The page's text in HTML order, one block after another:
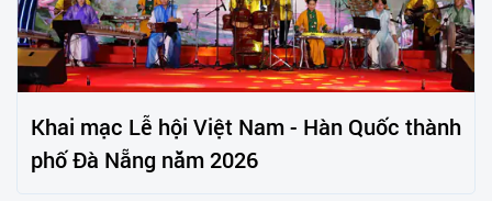
Khai mạc Lễ hội Việt Nam - Hàn Quốc thành
phố Đà Nẵng năm 2026